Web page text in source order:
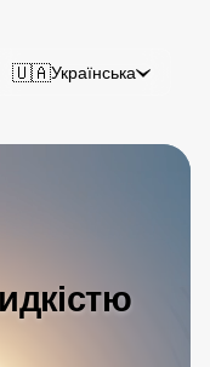
🇺🇦Українська